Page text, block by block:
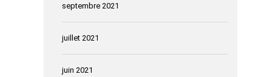
septembre 2021
juillet 2021
juin 2021